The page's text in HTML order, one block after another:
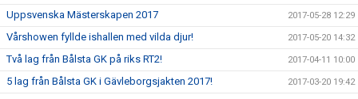
Uppsvenska Mästerskapen 2017 2017-05-28 12:29
Vårshowen fyllde ishallen med vilda djur! 2017-05-20 14:32
Två lag från Bålsta GK på riks RT2! 2017-04-11 10:00
5 lag från Bålsta GK i Gävleborgsjakten 2017! 2017-03-20 19:42